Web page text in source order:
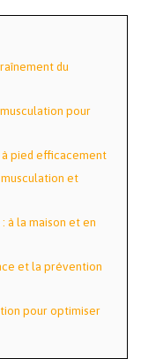
du
pour
pied efficacement
et
à la maison et en
et la prévention
pour optimiser